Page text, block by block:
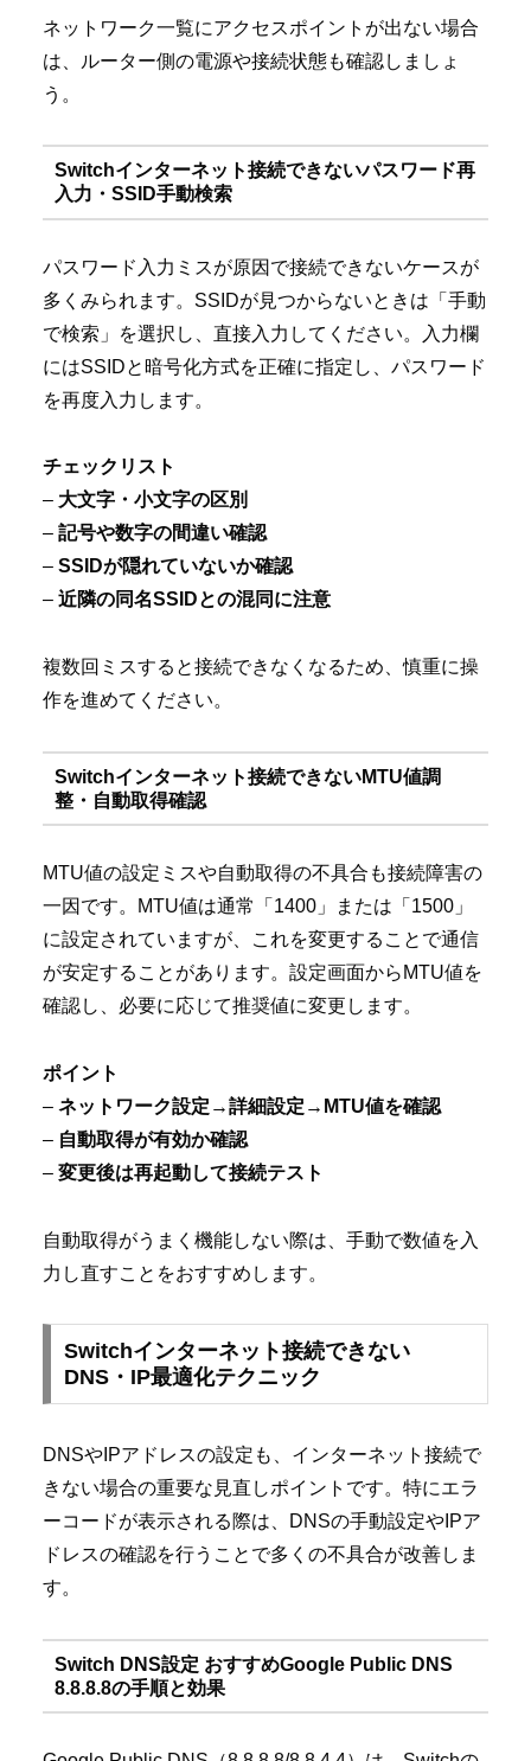
ネットワーク一覧にアクセスポイントが出ない場合
は、ルーター側の電源や接続状態も確認しましょ
う。
Switchインターネット接続できないパスワード再
入力・SSID手動検索
パスワード入力ミスが原因で接続できないケースが
多くみられます。SSIDが見つからないときは「手動
で検索」を選択し、直接入力してください。入力欄
にはSSIDと暗号化方式を正確に指定し、パスワード
を再度入力します。
チェックリスト
– 大文字・小文字の区別
– 記号や数字の間違い確認
– SSIDが隠れていないか確認
– 近隣の同名SSIDとの混同に注意
複数回ミスすると接続できなくなるため、慎重に操
作を進めてください。
Switchインターネット接続できないMTU値調
整・自動取得確認
MTU値の設定ミスや自動取得の不具合も接続障害の
一因です。MTU値は通常「1400」または「1500」
に設定されていますが、これを変更することで通信
が安定することがあります。設定画面からMTU値を
確認し、必要に応じて推奨値に変更します。
ポイント
– ネットワーク設定→詳細設定→MTU値を確認
– 自動取得が有効か確認
– 変更後は再起動して接続テスト
自動取得がうまく機能しない際は、手動で数値を入
力し直すことをおすすめします。
Switchインターネット接続できない
DNS・IP最適化テクニック
DNSやIPアドレスの設定も、インターネット接続で
きない場合の重要な見直しポイントです。特にエラ
ーコードが表示される際は、DNSの手動設定やIPア
ドレスの確認を行うことで多くの不具合が改善しま
す。
Switch DNS設定 おすすめGoogle Public DNS
8.8.8.8の手順と効果